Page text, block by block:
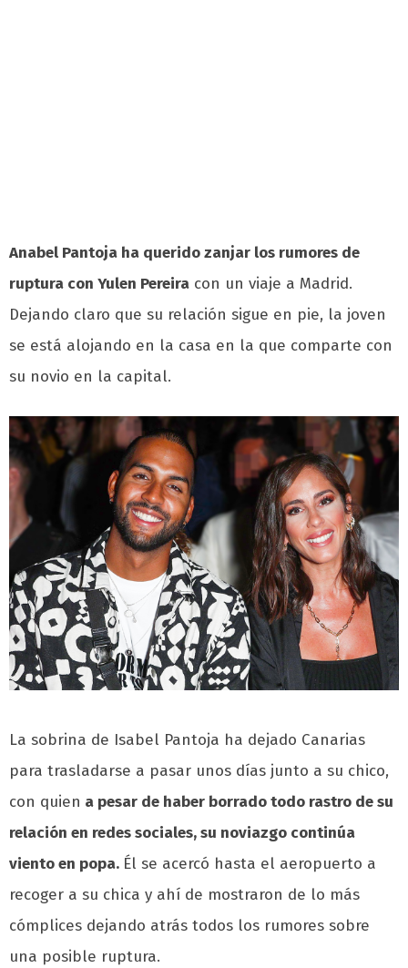
Anabel Pantoja ha querido zanjar los rumores de
ruptura con Yulen Pereira con un viaje a Madrid.
Dejando claro que su relación sigue en pie, la joven
se está alojando en la casa en la que comparte con
su novio en la capital.
La sobrina de Isabel Pantoja ha dejado Canarias
para trasladarse a pasar unos días junto a su chico,
con quien a pesar de haber borrado todo rastro de su
relación en redes sociales, su noviazgo continúa
viento en popa. Él se acercó hasta el aeropuerto a
recoger a su chica y ahí de mostraron de lo más
cómplices dejando atrás todos los rumores sobre
una posible ruptura.